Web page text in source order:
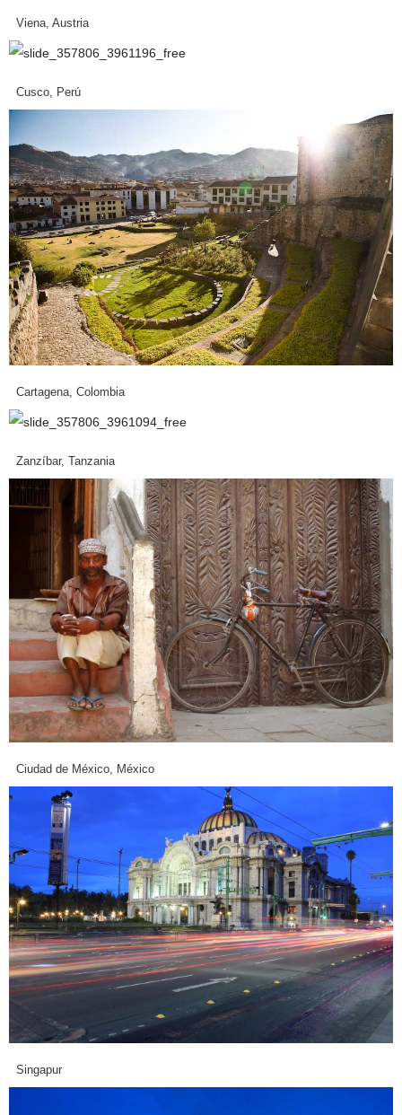
Viena, Austria
Cusco, Perú
Cartagena, Colombia
Zanzíbar, Tanzania
Ciudad de México, México
Singapur